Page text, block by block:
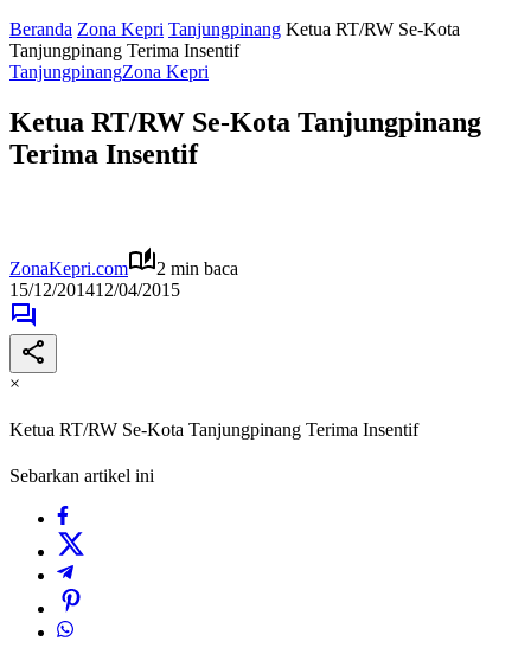
Beranda Zona Kepri Tanjungpinang Ketua RT/RW Se-Kota
Tanjungpinang Terima Insentif
TanjungpinangZona Kepri
Ketua RT/RW Se-Kota Tanjungpinang
Terima Insentif
ZonaKepri.com
2 min baca
15/12/201412/04/2015
×
Ketua RT/RW Se-Kota Tanjungpinang Terima Insentif
Sebarkan artikel ini